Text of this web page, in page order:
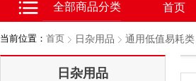
全部商品分类 首页
当前位置： 首页 日杂用品 通用低值易耗类
日杂用品